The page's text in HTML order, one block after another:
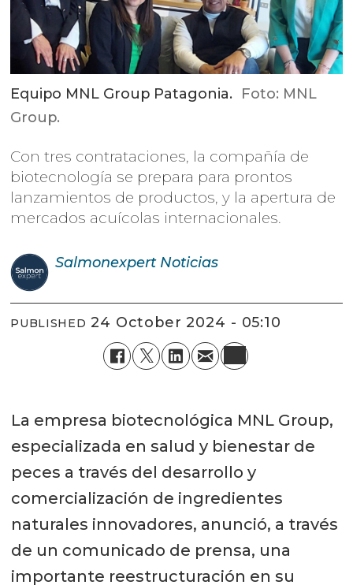
Equipo MNL Group Patagonia. Foto: MNL
Group.
Con tres contrataciones, la compañía de
biotecnología se prepara para prontos
lanzamientos de productos, y la apertura de
mercados acuícolas internacionales.
Salmonexpert Noticias
PUBLISHED 24 October 2024 - 05:10
La empresa biotecnológica MNL Group,
especializada en salud y bienestar de
peces a través del desarrollo y
comercialización de ingredientes
naturales innovadores, anunció, a través
de un comunicado de prensa, una
importante reestructuración en su